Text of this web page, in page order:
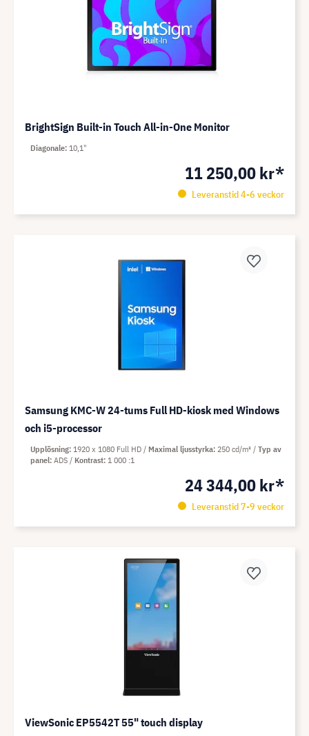
BrightSign Built-in Touch All-in-One Monitor
11 250,00 kr*
Leveranstid 4-6 veckor
Diagonale 10,1"
Samsung KMC-W 24-tums Full HD-kiosk med Windows
och i5-processor
24 344,00 kr*
Leveranstid 7-9 veckor
Upplösning 1920 x 1080 Full HD Maximal ljusstyrka 250 cd/m²
Typ av
panel ADS Kontrast 1 000 :1
ViewSonic EP5542T 55" touch display